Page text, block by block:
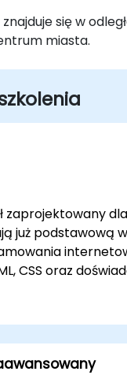
się w
miasta.
zaprojektowany
już podstawową
CSS oraz
do
Angulara,
budujących